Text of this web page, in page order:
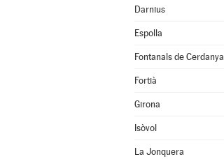
Darnius
Espolla
Fontanals de Cerdanya
Fortià
Girona
Isòvol
La Jonquera